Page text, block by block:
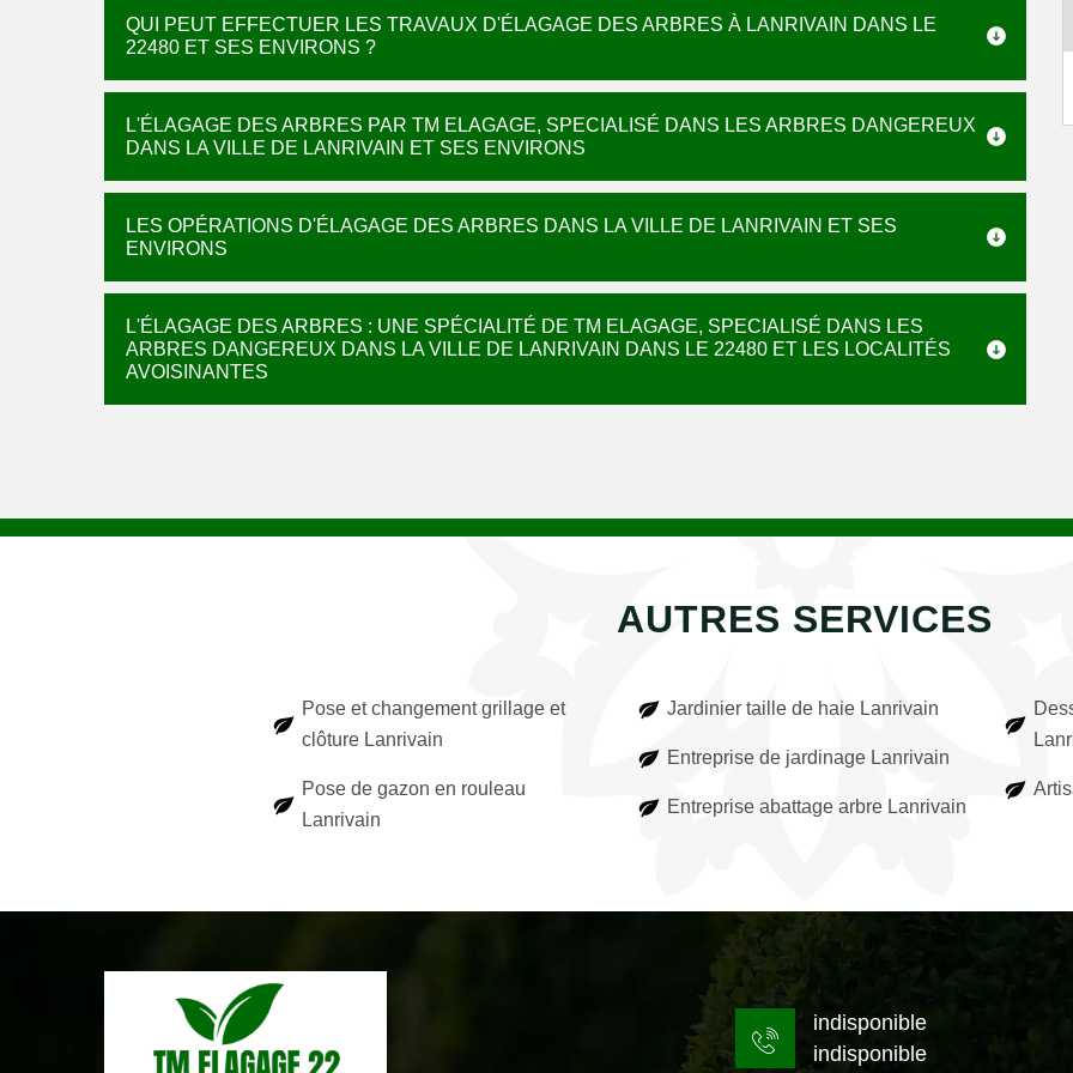
QUI PEUT EFFECTUER LES TRAVAUX D'ÉLAGAGE DES ARBRES À LANRIVAIN DANS LE
22480 ET SES ENVIRONS ?
L'ÉLAGAGE DES ARBRES PAR TM ELAGAGE, SPECIALISÉ DANS LES ARBRES DANGEREUX
DANS LA VILLE DE LANRIVAIN ET SES ENVIRONS
LES OPÉRATIONS D'ÉLAGAGE DES ARBRES DANS LA VILLE DE LANRIVAIN ET SES
ENVIRONS
L'ÉLAGAGE DES ARBRES : UNE SPÉCIALITÉ DE TM ELAGAGE, SPECIALISÉ DANS LES
ARBRES DANGEREUX DANS LA VILLE DE LANRIVAIN DANS LE 22480 ET LES LOCALITÉS
AVOISINANTES
AUTRES SERVICES
Pose et changement grillage et
clôture Lanrivain
Pose de gazon en rouleau
Lanrivain
Jardinier taille de haie Lanrivain
Entreprise de jardinage Lanrivain
Entreprise abattage arbre Lanrivain
indisponible
indisponible